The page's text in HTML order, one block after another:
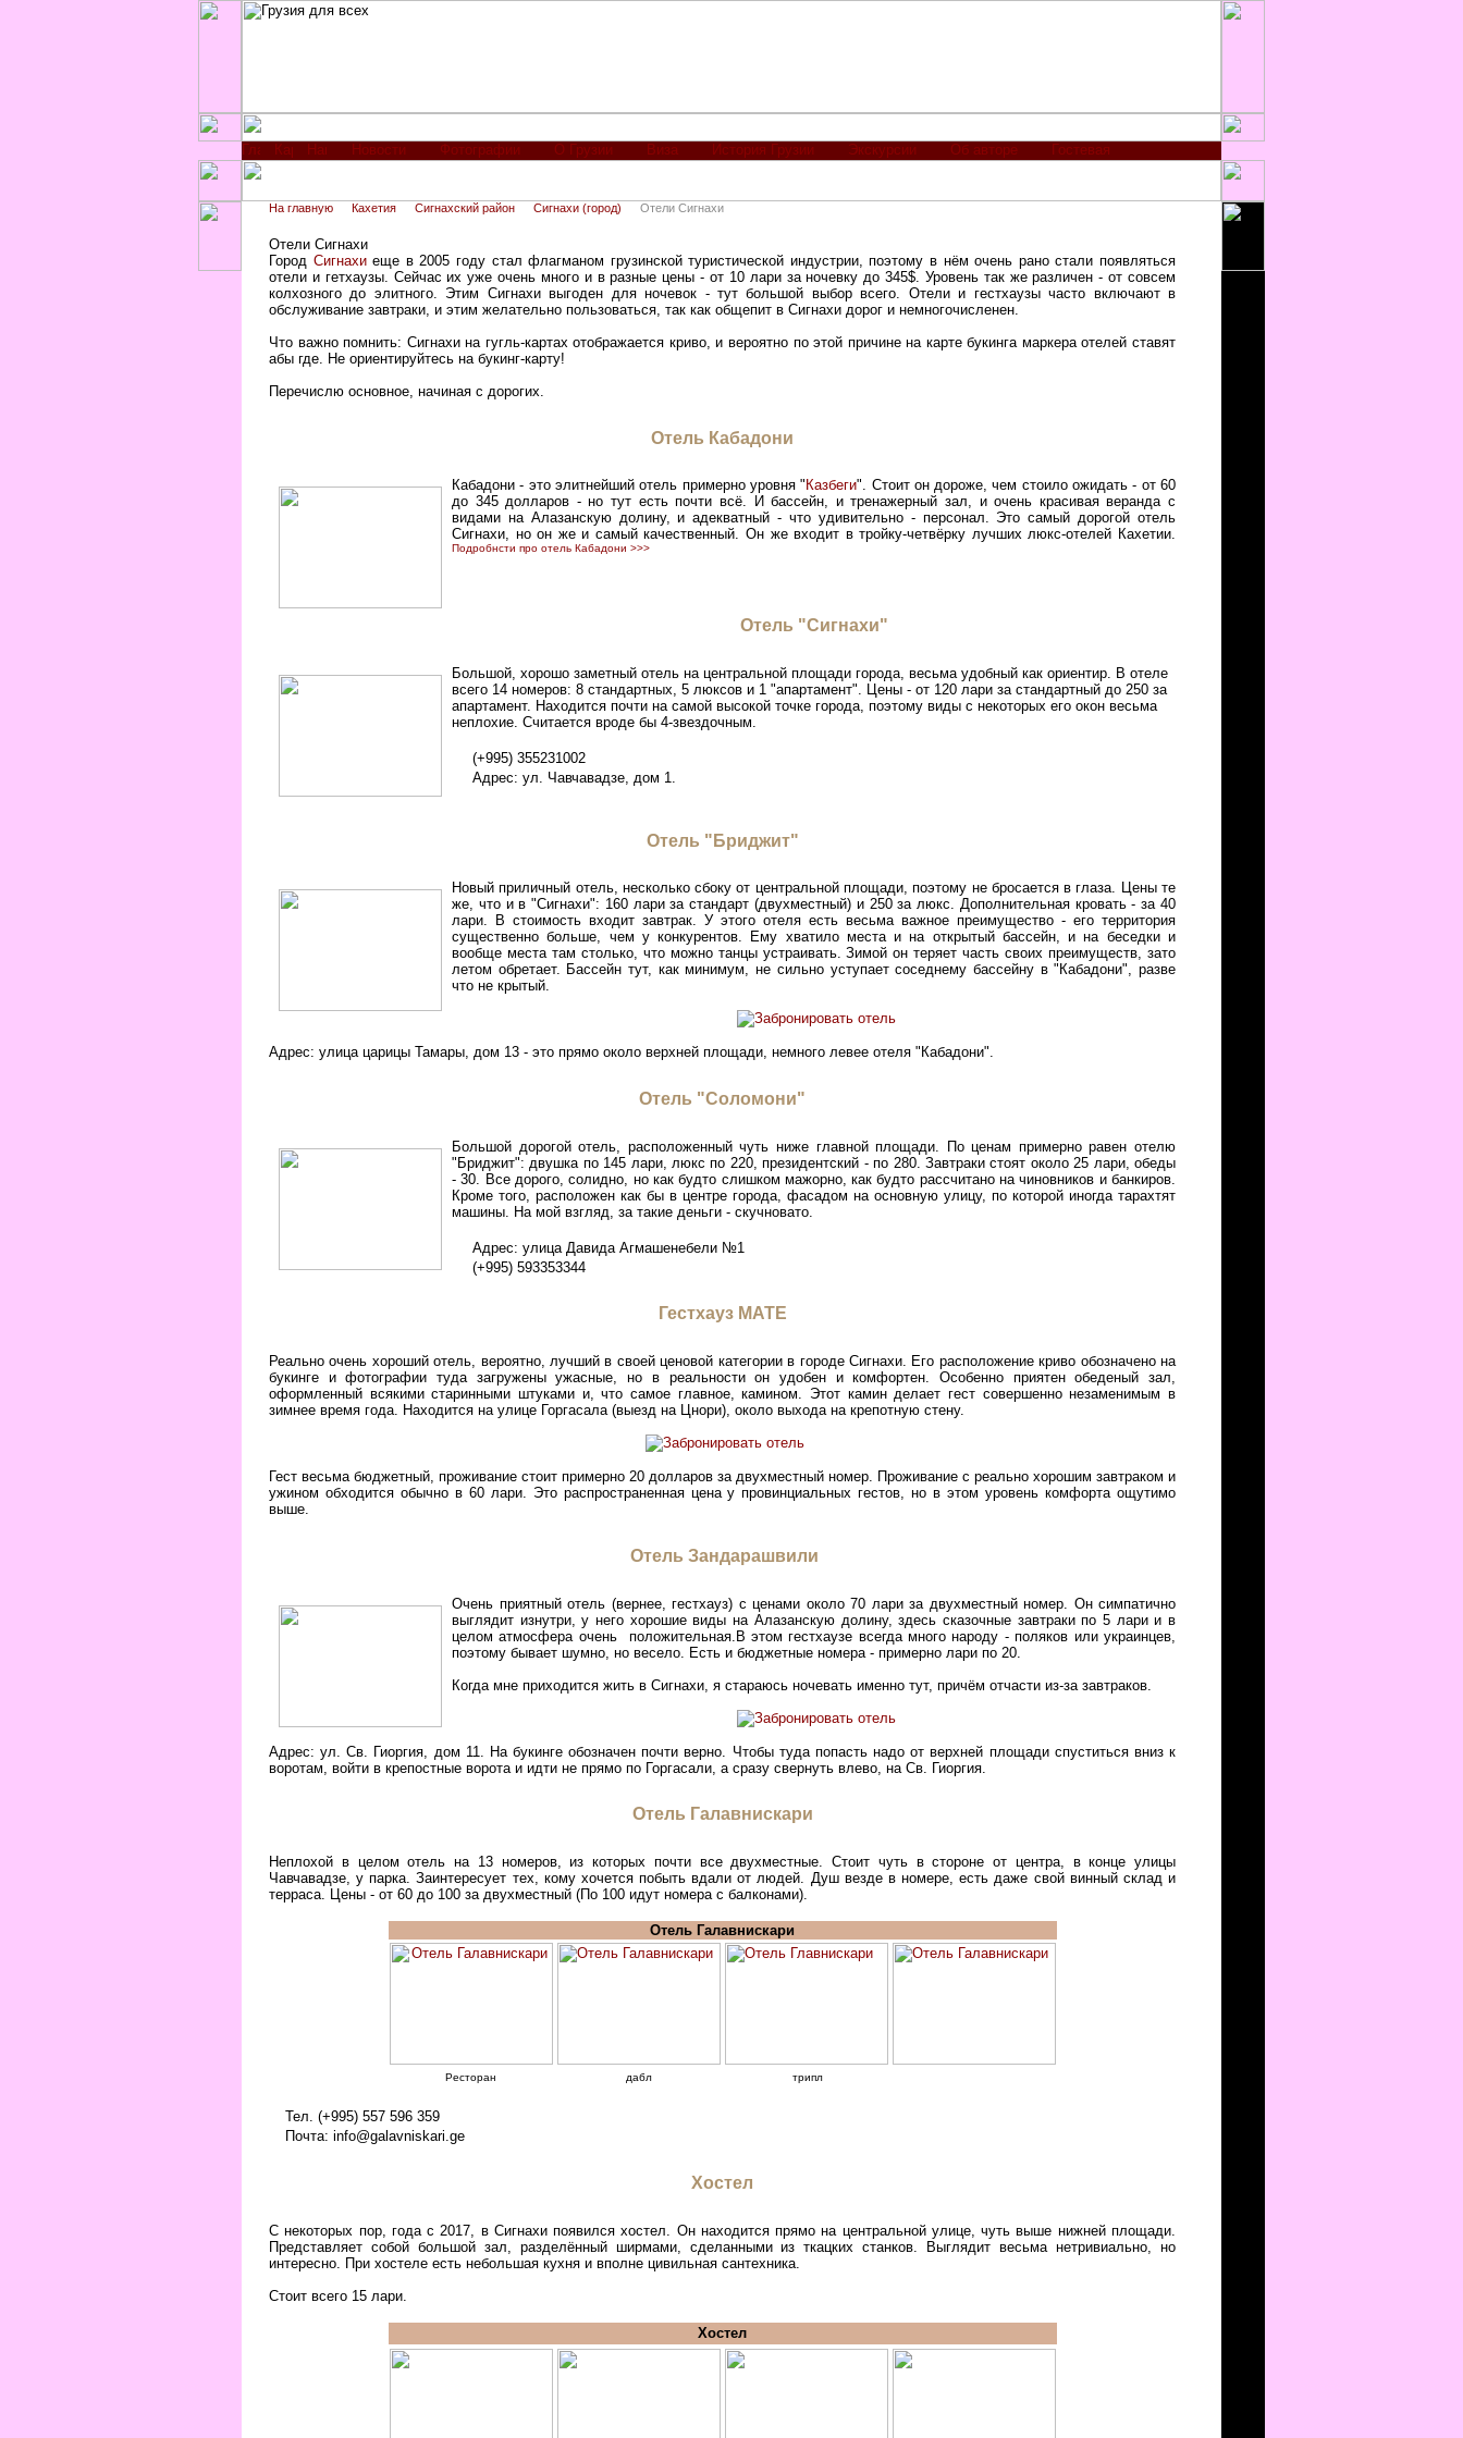
Новости Фотографии О Грузии Виза История Грузии Экскурсии Об авторе Гостевая
На главную Кахетия Сигнахский район Сигнахи (город) Отели Сигнахи
Отели Сигнахи
Город Сигнахиеще в 2005 году стал флагманом грузинской туристической индустрии, поэтому в нём очень рано стали появляться
отели и гетхаузы. Сейчас их уже очень много и в разные цены - от 10 лари за ночевку до 345$. Уровень так же различен - от совсем
колхозного до элитного. Этим Сигнахи выгоден для ночевок - тут большой выбор всего. Отели и гестхаузы часто включают в
обслуживание завтраки, и этим желательно пользоваться, так как общепит в Сигнахи дорог и немногочисленен.
Что важно помнить: Сигнахи на гугль-картах отображается криво, и вероятно по этой причине на карте букинга маркера отелей ставят
абы где. Не ориентируйтесь на букинг-карту!
Перечислю основное, начиная с дорогих.
Отель Кабадони
Кабадони - это элитнейший отель примерно уровня " Казбеги". Стоит он дороже, чем стоило ожидать - от 60
до 345 долларов - но тут есть почти всё. И бассейн, и тренажерный зал, и очень красивая веранда с
видами на Алазанскую долину, и адекватный - что удивительно - персонал. Это самый дорогой отель
Сигнахи, но он же и самый качественный. Он же входит в тройку-четвёрку лучших люкс-отелей Кахетии.
Подробнсти про отель Кабадони >>>
Отель "Сигнахи"
Большой, хорошо заметный отель на центральной площади города, весьма удобный как ориентир. В отеле
всего 14 номеров: 8 стандартных, 5 люксов и 1 "апартамент". Цены - от 120 лари за стандартный до 250 за
апартамент. Находится почти на самой высокой точке города, поэтому виды с некоторых его окон весьма
неплохие. Считается вроде бы 4-звездочным.
(+995) 355231002
Адрес: ул. Чавчавадзе, дом 1.
Отель "Бриджит"
Новый приличный отель, несколько сбоку от центральной площади, поэтому не бросается в глаза. Цены те
же, что и в "Сигнахи": 160 лари за стандарт (двухместный) и 250 за люкс. Дополнительная кровать - за 40
лари. В стоимость входит завтрак. У этого отеля есть весьма важное преимущество - его территория
существенно больше, чем у конкурентов. Ему хватило места и на открытый бассейн, и на беседки и
вообще места там столько, что можно танцы устраивать. Зимой он теряет часть своих преимуществ, зато
летом обретает. Бассейн тут, как минимум, не сильно уступает соседнему бассейну в "Кабадони", разве
что не крытый.
Адрес: улица царицы Тамары, дом 13 - это прямо около верхней площади, немного левее отеля "Кабадони".
Отель "Соломони"
Большой дорогой отель, расположенный чуть ниже главной площади. По ценам примерно равен отелю
"Бриджит": двушка по 145 лари, люкс по 220, президентский - по 280. Завтраки стоят около 25 лари, обеды
- 30. Все дорого, солидно, но как будто слишком мажорно, как будто рассчитано на чиновников и банкиров.
Кроме того, расположен как бы в центре города, фасадом на основную улицу, по которой иногда тарахтят
машины. На мой взгляд, за такие деньги - скучновато.
Адрес: улица Давида Агмашенебели №1
(+995) 593353344
Гестхауз MATE
Реально очень хороший отель, вероятно, лучший в своей ценовой категории в городе Сигнахи. Его расположение криво обозначено на
букинге и фотографии туда загружены ужасные, но в реальности он удобен и комфортен. Особенно приятен обеденый зал,
оформленный всякими старинными штуками и, что самое главное, камином. Этот камин делает гест совершенно незаменимым в
зимнее время года. Находится на улице Горгасала (выезд на Цнори), около выхода на крепотную стену.
Гест весьма бюджетный, проживание стоит примерно 20 долларов за двухместный номер. Проживание с реально хорошим завтраком и
ужином обходится обычно в 60 лари. Это распространенная цена у провинциальных гестов, но в этом уровень комфорта ощутимо
выше.
Отель Зандарашвили
Очень приятный отель (вернее, гестхауз) с ценами около 70 лари за двухместный номер. Он симпатично
выглядит изнутри, у него хорошие виды на Алазанскую долину, здесь сказочные завтраки по 5 лари и в
целом атмосфера очень положительная.В этом гестхаузе всегда много народу - поляков или украинцев,
поэтому бывает шумно, но весело. Есть и бюджетные номера - примерно лари по 20.
Когда мне приходится жить в Сигнахи, я стараюсь ночевать именно тут, причём отчасти из-за завтраков.
Адрес: ул. Св. Гиоргия, дом 11. На букинге обозначен почти верно. Чтобы туда попасть надо от верхней площади спуститься вниз к
воротам, войти в крепостные ворота и идти не прямо по Горгасали, а сразу свернуть влево, на Св. Гиоргия.
Отель Галавнискари
Неплохой в целом отель на 13 номеров, из которых почти все двухместные. Стоит чуть в стороне от центра, в конце улицы
Чавчавадзе, у парка. Заинтересует тех, кому хочется побыть вдали от людей. Душ везде в номере, есть даже свой винный склад и
терраса. Цены - от 60 до 100 за двухместный (По 100 идут номера с балконами).
Отель Галавнискари
Ресторан дабл трипл
Тел. (+995) 557 596 359
Почта: info@galavniskari.ge
Хостел
С некоторых пор, года с 2017, в Сигнахи появился хостел. Он находится прямо на центральной улице, чуть выше нижней площади.
Представляет собой большой зал, разделённый ширмами, сделанными из ткацких станков. Выглядит весьма нетривиально, но
интересно. При хостеле есть небольшая кухня и вполне цивильная сантехника.
Стоит всего 15 лари.
Хостел